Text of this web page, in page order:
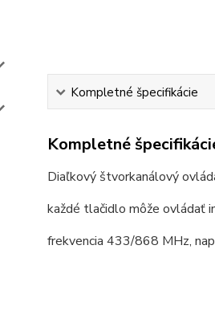
Kompletné špecifikácie
Kompletné
Diaľkový štvorkanálový
každé tlačidlo môže ovládať
frekvencia 433/868 MHz,